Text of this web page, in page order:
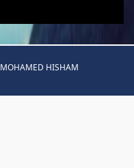
MOHAMED HISHAM